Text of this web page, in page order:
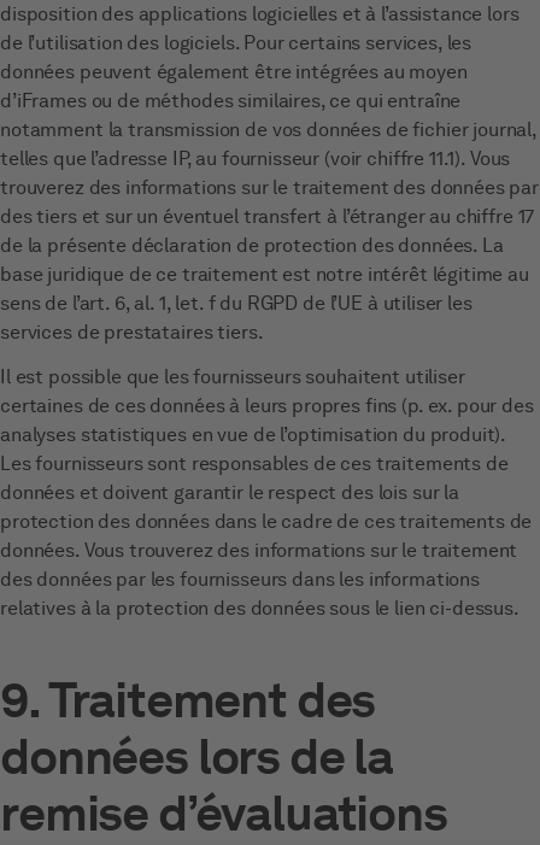
disposition des applications logicielles et à l’assistance lors
de l’utilisation des logiciels. Pour certains services, les
données peuvent également être intégrées au moyen
d’iFrames ou de méthodes similaires, ce qui entraîne
notamment la transmission de vos données de fichier journal,
telles que l’adresse IP, au fournisseur (voir chiffre 11.1). Vous
trouverez des informations sur le traitement des données par
des tiers et sur un éventuel transfert à l’étranger au chiffre 17
de la présente déclaration de protection des données. La
base juridique de ce traitement est notre intérêt légitime au
sens de l’art. 6, al. 1, let. f du RGPD de l’UE à utiliser les
services de prestataires tiers.
Il est possible que les fournisseurs souhaitent utiliser
certaines de ces données à leurs propres fins (p. ex. pour des
analyses statistiques en vue de l’optimisation du produit).
Les fournisseurs sont responsables de ces traitements de
données et doivent garantir le respect des lois sur la
protection des données dans le cadre de ces traitements de
données. Vous trouverez des informations sur le traitement
des données par les fournisseurs dans les informations
relatives à la protection des données sous le lien ci-dessus.
9. Traitement des
données lors de la
remise d’évaluations